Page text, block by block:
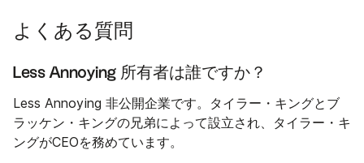
よくある質問
Less Annoying 所有者は誰ですか？
Less Annoying 非公開企業です。タイラー・キングとブ
ラッケン・キングの兄弟によって設立され、タイラー・キ
ングがCEOを務めています。